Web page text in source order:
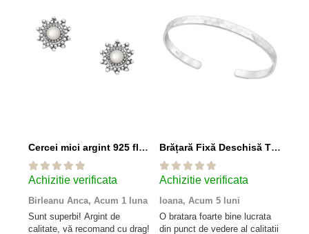
Cercei mici argint 925 floare patinată cu sidef alb
Achizitie verificata
Birleanu Anca, Acum 1 luna
Sunt superbi! Argint de
calitate, vă recomand cu drag!
Brățară Fixă Deschisă Tip Cuff din Argint 925
Achizitie verificata
Ioana, Acum 5 luni
O bratara foarte bine lucrata
din punct de vedere al calitatii